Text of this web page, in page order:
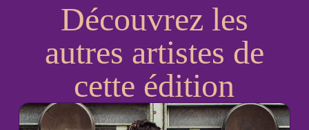
Découvrez les
autres artistes de
cette édition